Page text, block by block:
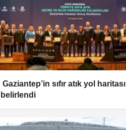
Gaziantep’in sıfır atık yol haritası
belirlendi